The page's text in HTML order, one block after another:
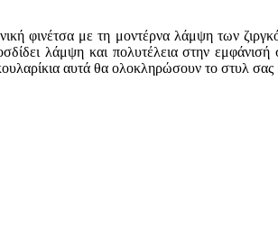
φινέτσα με τη μοντέρνα λάμψη των
λάμψη και πολυτέλεια στην
αυτά θα ολοκληρώσουν το στυλ σας